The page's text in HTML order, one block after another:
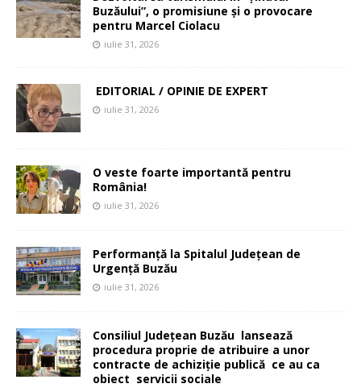
Buzăului”, o promisiune și o provocare
pentru Marcel Ciolacu
iulie 31, 2026
EDITORIAL / OPINIE DE EXPERT
iulie 31, 2026
O veste foarte importantă pentru
România!
iulie 31, 2026
Performanță la Spitalul Județean de
Urgență Buzău
iulie 31, 2026
Consiliul Județean Buzău lansează
procedura proprie de atribuire a unor
contracte de achiziție publică ce au ca
obiect servicii sociale